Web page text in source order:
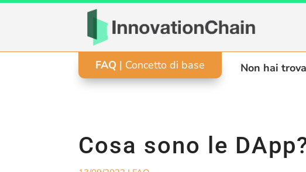
FAQ | Concetto di base Non hai
Cosa sono le